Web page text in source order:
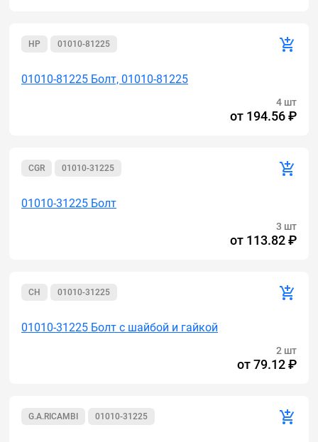
HP 01010-81225
01010-81225 Болт, 01010-81225
4 шт
от 194.56 ₽
CGR 01010-31225
01010-31225 Болт
3 шт
от 113.82 ₽
CH 01010-31225
01010-31225 Болт с шайбой и гайкой
2 шт
от79.12 ₽
G.A.RICAMBI 01010-31225